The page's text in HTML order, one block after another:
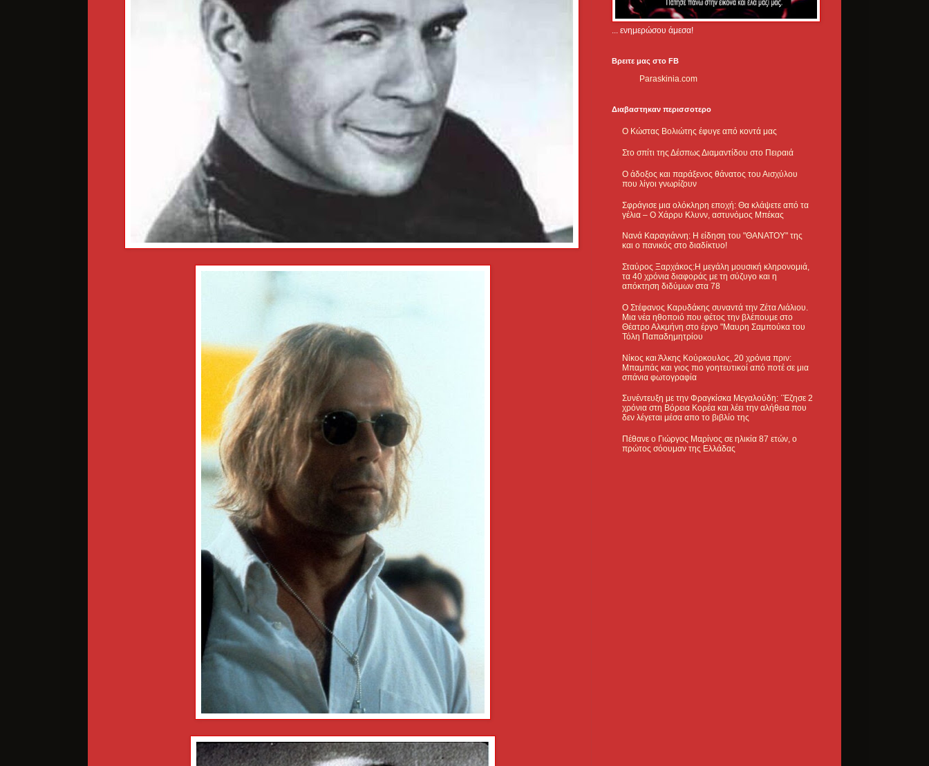
... ενημερώσου άμεσα!
Βρειτε μας στο FB
Paraskinia.com
Διαβαστηκαν περισσοτερο
Ο Κώστας Βολιώτης έφυγε από κοντά μας
Στο σπίτι της Δέσπως Διαμαντίδου στο Πειραιά
Ο άδοξος και παράξενος θάνατος του Αισχύλου
που λίγοι γνωρίζουν
Σφράγισε μια ολόκληρη εποχή: Θα κλάψετε από τα
γέλια – Ο Χάρρυ Κλυνν, αστυνόμος Μπέκας
Νανά Καραγιάννη: Η είδηση του "ΘΑΝΑΤΟΥ" της
και ο πανικός στο διαδίκτυο!
Σταύρος Ξαρχάκος:Η μεγάλη μουσική κληρονομιά,
τα 40 χρόνια διαφοράς με τη σύζυγο και η
απόκτηση διδύμων στα 78
Ο Στέφανος Καρυδάκης συναντά την Ζέτα Λιάλιου.
Μια νέα ηθοποιό που φέτος την βλέπουμε στο
Θέατρο Αλκμήνη στο έργο "Μαυρη Σαμπούκα του
Τόλη Παπαδημητρίου
Νίκος και Άλκης Κούρκουλος, 20 χρόνια πριν:
Μπαμπάς και γιος πιο γοητευτικοί από ποτέ σε μια
σπάνια φωτογραφία
Συνέντευξη με την Φραγκίσκα Μεγαλούδη: ΄Έζησε 2
χρόνια στη Βόρεια Κορέα και λέει την αλήθεια που
δεν λέγεται μέσα απο το βιβλίο της
Πέθανε ο Γιώργος Μαρίνος σε ηλικία 87 ετών, ο
πρώτος σόουμαν της Ελλάδας